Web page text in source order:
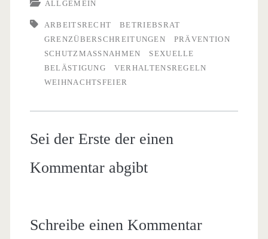
ALLGEMEIN
ARBEITSRECHT
BETRIEBSRAT
GRENZÜBERSCHREITUNGEN
PRÄVENTION
SCHUTZMASSNAHMEN
SEXUELLE
BELÄSTIGUNG
VERHALTENSREGELN
WEIHNACHTSFEIER
Sei der Erste der einen
Kommentar abgibt
Schreibe einen Kommentar